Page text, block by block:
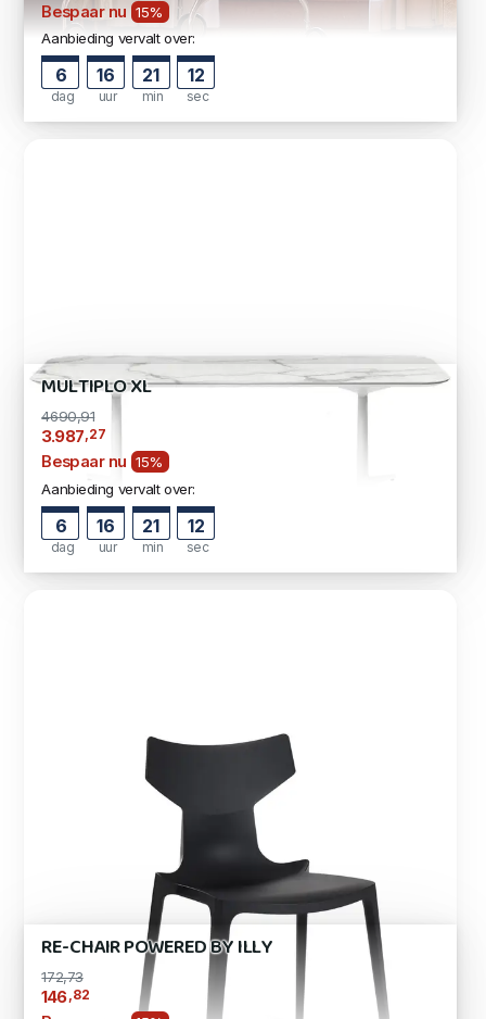
Bespaar nu 15%
Aanbieding vervalt over:
6
dag
16
uur
21
min
11
sec
MULTIPLO XL
4690,91
3.987,27
Bespaar nu 15%
Aanbieding vervalt over:
6
dag
16
uur
21
min
11
sec
RE-CHAIR POWERED BY ILLY
172,73
146,82